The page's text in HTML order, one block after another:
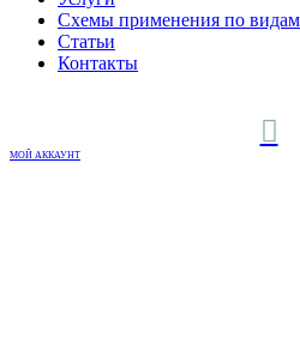
Схемы применения по видам
Статьи
Контакты
МОЙ АККАУНТ